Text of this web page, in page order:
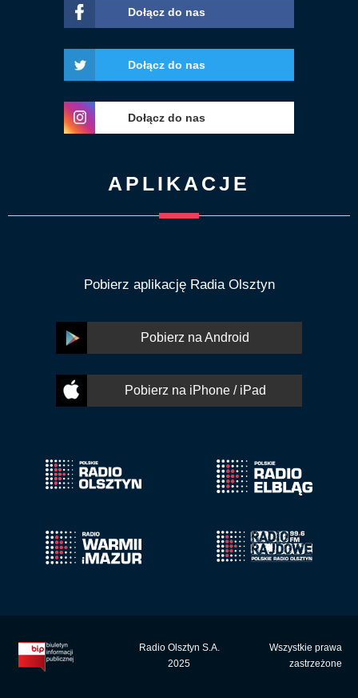
Dołącz do nas
Dołącz do nas
Dołącz do nas
APLIKACJE
Pobierz aplikację Radia Olsztyn
Pobierz na Android
Pobierz na iPhone / iPad
Radio Olsztyn S.A.
2025
Wszystkie prawa
zastrzeżone